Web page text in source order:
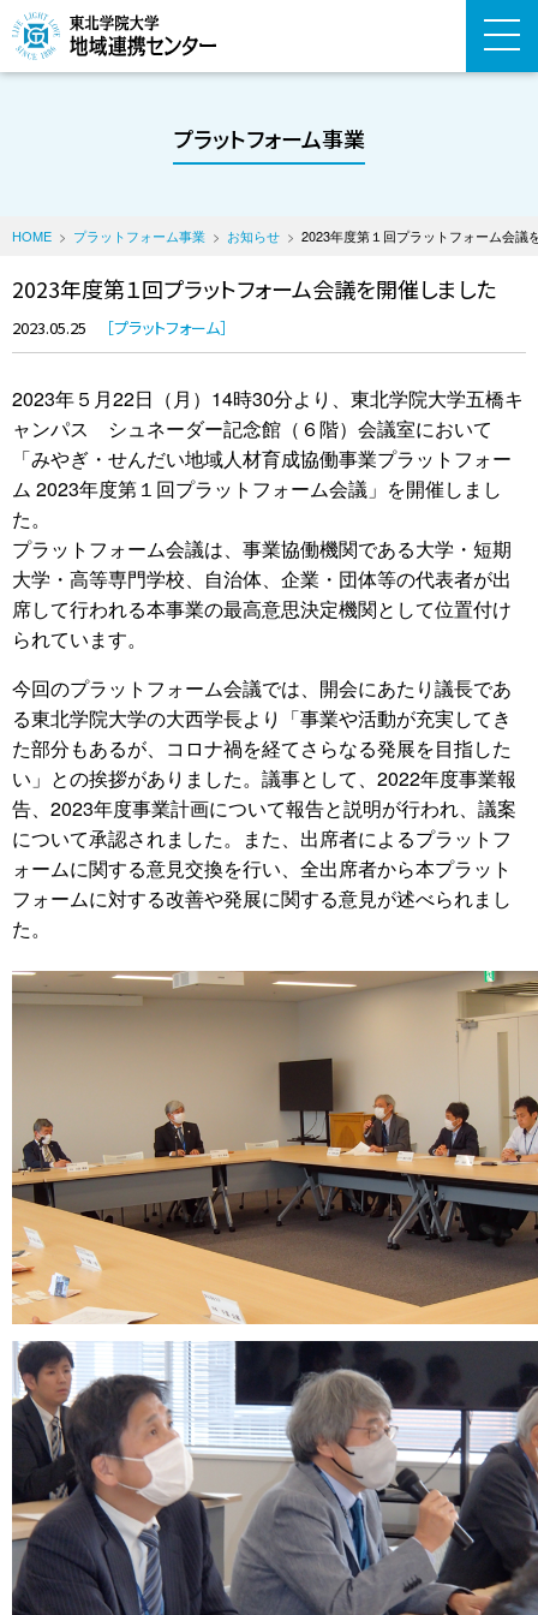
プラットフォーム事業
HOME プラットフォーム事業 お知らせ 2023年度第１回プラットフォーム会議
2023年度第１回プラットフォーム会議を開催しました
2023.05.25 プラットフォーム
2023年５月22日（月）14時30分より、東北学院大学五橋キ
ャンパス シュネーダー記念館（６階）会議室において
「みやぎ・せんだい地域人材育成協働事業プラットフォー
ム 2023年度第１回プラットフォーム会議」を開催しまし
た。
プラットフォーム会議は、事業協働機関である大学・短期
大学・高等専門学校、自治体、企業・団体等の代表者が出
席して行われる本事業の最高意思決定機関として位置付け
られています。
今回のプラットフォーム会議では、開会にあたり議長であ
る東北学院大学の大西学長より「事業や活動が充実してき
た部分もあるが、コロナ禍を経てさらなる発展を目指した
い」との挨拶がありました。議事として、2022年度事業報
告、2023年度事業計画について報告と説明が行われ、議案
について承認されました。また、出席者によるプラットフ
ォームに関する意見交換を行い、全出席者から本プラット
フォームに対する改善や発展に関する意見が述べられまし
た。